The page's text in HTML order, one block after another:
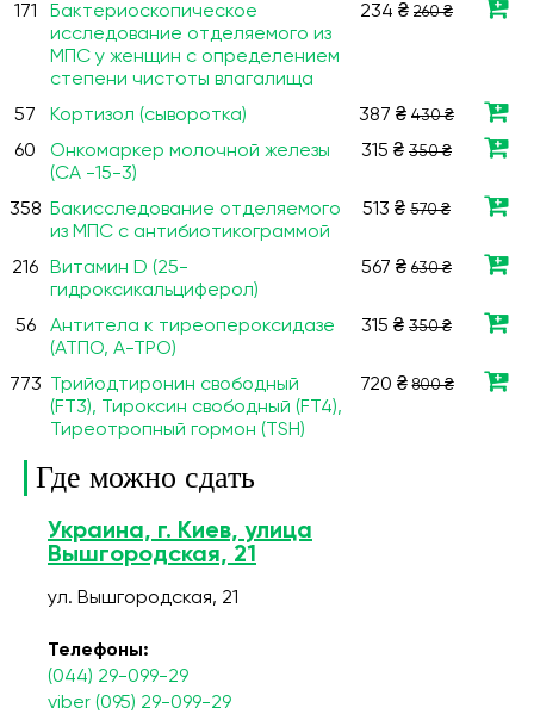
171
Бактериоскопическое
исследование отделяемого из
МПС у женщин с определением
степени чистоты влагалища
234 ₴ 260 ₴
57 Кортизол (сыворотка) 387 ₴ 430 ₴
60
Онкомаркер молочной железы
(СА -15-3)
315 ₴ 350 ₴
358
Бакисследование отделяемого
из МПС с антибиотикограммой
513 ₴ 570 ₴
216
Витамин D (25-
гидроксикальциферол)
567 ₴ 630 ₴
56
Антитела к тиреопероксидазе
(ATПO, A-TPO)
315 ₴ 350 ₴
773
Трийодтиронин свободный
(FT3), Тироксин свободный (FT4),
Тиреотропный гормон (TSH)
720 ₴800 ₴
Где можно сдать
Украина, г. Киев, улица
Вышгородская, 21
ул. Вышгородская, 21
Телефоны:
(044) 29-099-29
viber (095) 29-099-29